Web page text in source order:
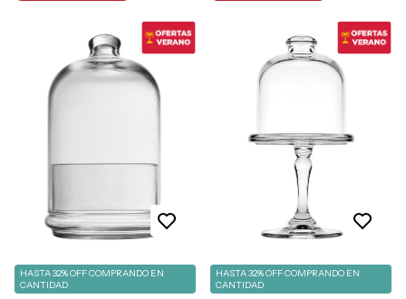
HASTA 32% OFFCOMPRANDO EN
CANTIDAD
HASTA 32% OFFCOMPRANDO EN
CANTIDAD